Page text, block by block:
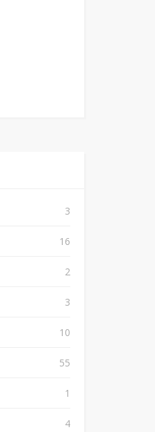
3
16
2
3
10
55
1
4